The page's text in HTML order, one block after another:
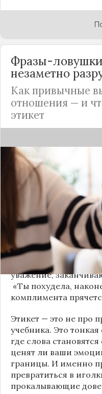
Фразы-
незаметно
Как привычные
отношения — и
этикет
Мы часто думаем, что
серьёзных
трещит по швам
когда в разговоре
взгляд фраза.
«Этикет и
«Да я никому не
дней вашу историю
человек.
«Хватит ныть» — и
уважение,
«Ты похудела,
комплимента
Этикет — это не про
учебника. Это
где слова
ценят ли ваши
границы. И именно
превратиться в
прокалывающие